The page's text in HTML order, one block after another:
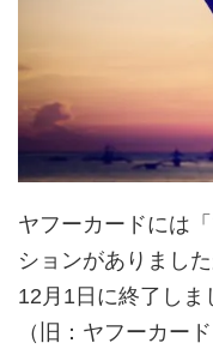
ヤフーカードには
ションがありまし
12月1日に終了し
（旧：ヤフーカー